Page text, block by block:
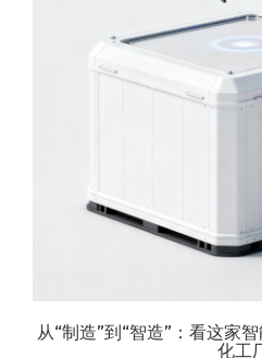
从“制造”到“智造”：看这家
化工